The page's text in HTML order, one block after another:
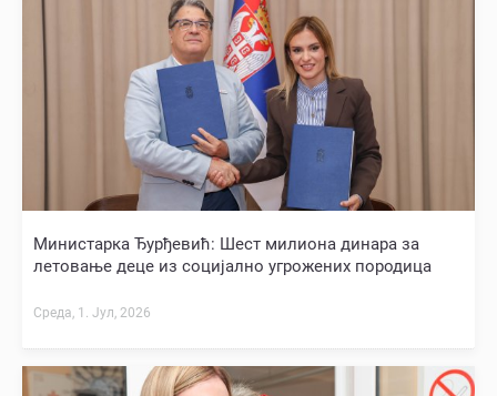
Министарка Ђурђевић: Шест милиона динара за
летовање деце из социјално угрожених породица
Среда, 1. Јул, 2026